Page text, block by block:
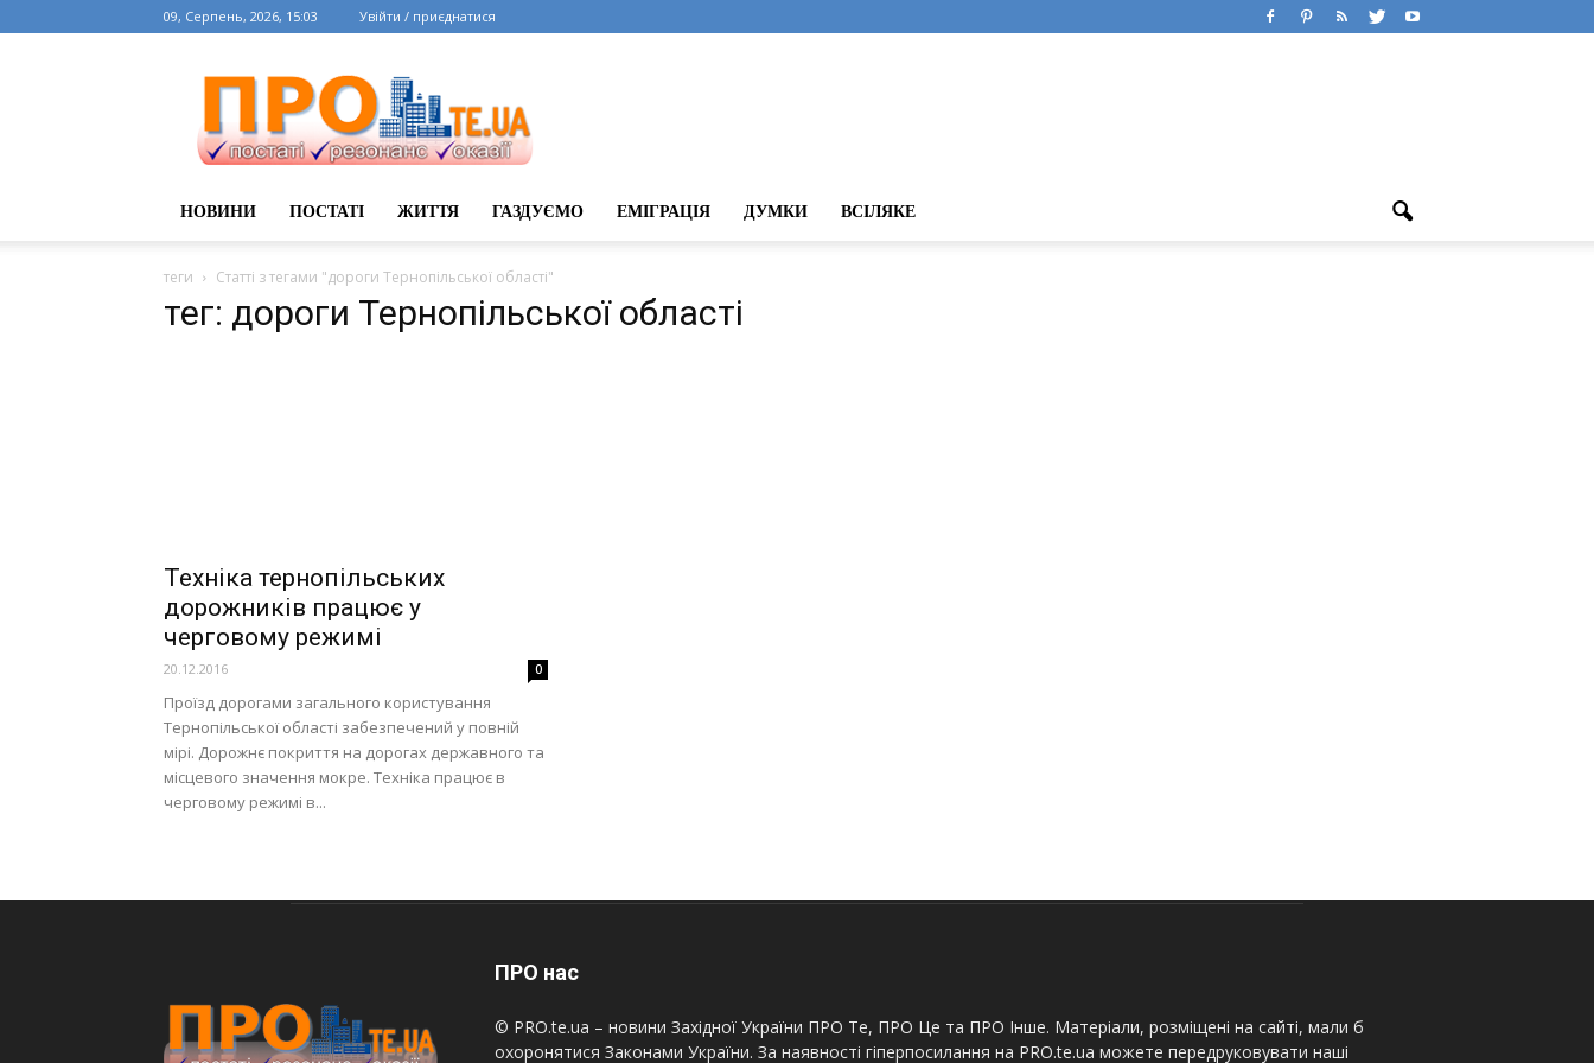
09, Серпень, 2026, 15:03 Увійти / приєднатися
НОВИНИ ПОСТАТІ ЖИТТЯ ГАЗДУЄМО ЕМІГРАЦІЯ ДУМКИ ВСІЛЯКЕ
теги Статті з тегами "дороги Тернопільської області"
тег: дороги Тернопільської області
Техніка тернопільських
дорожників працює у
черговому режимі
20.12.2016 0
Проїзд дорогами загального користування
Тернопільської області забезпечений у повній
мірі. Дорожнє покриття на дорогах державного та
місцевого значення мокре. Техніка працює в
черговому режимі в...
ПРО нас
© PRO.te.ua – новини Західної України ПРО Те, ПРО Це та ПРО Інше. Матеріали, розміщені на сайті, мали б
охоронятися Законами України. За наявності гіперпосилання на PRO.te.ua можете передруковувати наші